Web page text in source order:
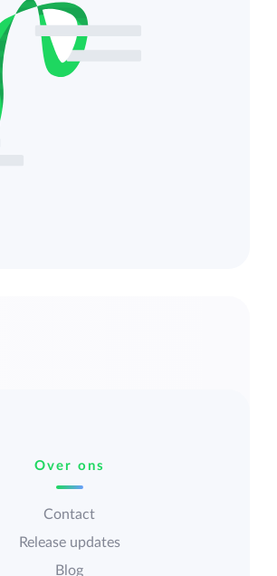
Over ons
Contact
Release updates
Blog